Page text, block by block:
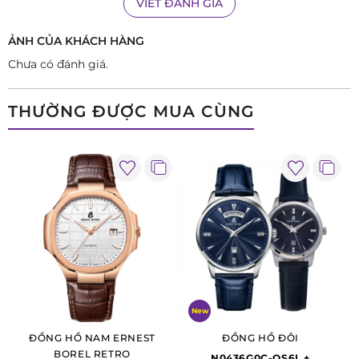
GGR880-212BR cókhả năng chống nước ở mức 3ATM,
kính sapphirechống xước.
Một chút “phá cách" cho những gì thường nhật, GGR880-
VIẾT ĐÁNH GIÁ
ẢNH CỦA KHÁCH HÀNG
Chưa có đánh giá.
THƯỜNG ĐƯỢC MUA CÙNG
ĐỒNG HỒ NAM ERNEST
BOREL RETRO
New
ĐỒNG HỒ ĐÔI